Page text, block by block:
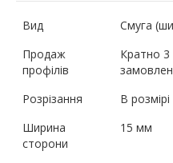
Вид
Смуга
Продаж
профілів
Кратно 3
Розрізання
В
Ширина
сторони
15 мм